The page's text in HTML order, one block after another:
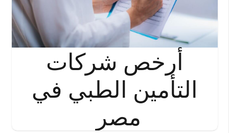
أرخص شركات
التأمين الطبي في
مصر